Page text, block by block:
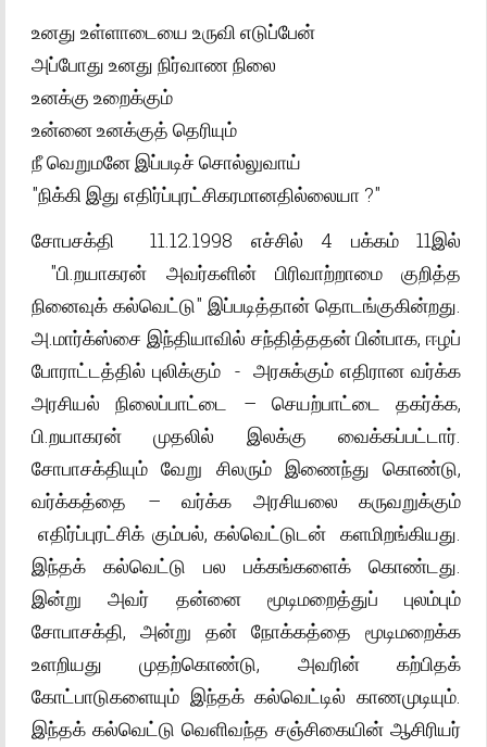
உனது உள்ளாடையை உருவி எடுப்பேன்
அப்போது உனது நிர்வாண நிலை
உனக்கு உறைக்கும்
உன்னை உனக்குத் தெரியும்
நீ வெறுமனே இப்படிச் சொல்லுவாய்
"நிக்கி இது எதிர்ப்புரட்சிகரமானதில்லையா ?"
சோபசக்தி 11.12.1998 எச்சில் 4 பக்கம் 11இல்
"பி.றயாகரன் அவர்களின் பிரிவாற்றாமை குறித்த
நினைவுக் கல்வெட்டு" இப்படித்தான் தொடங்குகின்றது.
அ.மார்க்ஸ்சை இந்தியாவில் சந்தித்ததன் பின்பாக, ஈழப்
போராட்டத்தில் புலிக்கும் - அரசுக்கும் எதிரான வர்க்க
அரசியல் நிலைப்பாட்டை – செயற்பாட்டை தகர்க்க,
பி.றயாகரன் முதலில் இலக்கு வைக்கப்பட்டார்.
சோபாசக்தியும் வேறு சிலரும் இணைந்து கொண்டு,
வர்க்கத்தை – வர்க்க அரசியலை கருவறுக்கும்
எதிர்ப்புரட்சிக் கும்பல், கல்வெட்டுடன் களமிறங்கியது.
இந்தக் கல்வெட்டு பல பக்கங்களைக் கொண்டது.
இன்று அவர் தன்னை மூடிமறைத்துப் புலம்பும்
சோபாசக்தி, அன்று தன் நோக்கத்தை மூடிமறைக்க
உளறியது முதற்கொண்டு, அவரின் கற்பிதக்
கோட்பாடுகளையும் இந்தக் கல்வெட்டில் காணமுடியும்.
இந்தக் கல்வெட்டு வெளிவந்த சஞ்சிகையின் ஆசிரியர்